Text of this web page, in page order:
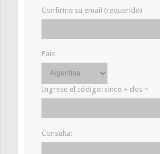
Confirme su email (requerido)
Pais
Ingrese el código: cinco + dos =
Consulta: